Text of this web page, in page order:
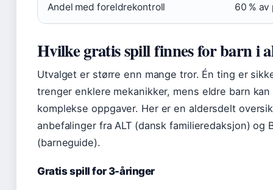
Andel med foreldrekontroll 60 %
Hvilke gratis spill finnes for barn i
Utvalget er større enn mange tror. Én ting er
trenger enklere mekanikker, mens eldre barn
komplekse oppgaver. Her er en aldersdelt
anbefalinger fra ALT (dansk familieredaksjon) og
(barneguide).
Gratis spill for 3-åringer